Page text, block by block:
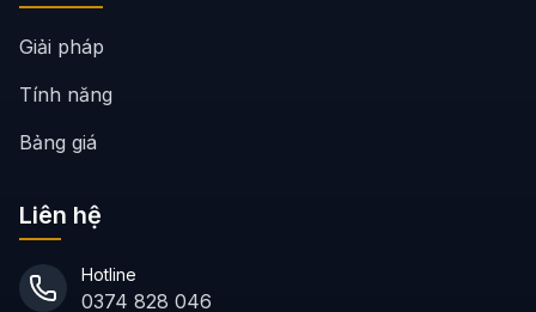
Giải pháp
Tính năng
Bảng giá
Liên hệ
Hotline
0374 828 046